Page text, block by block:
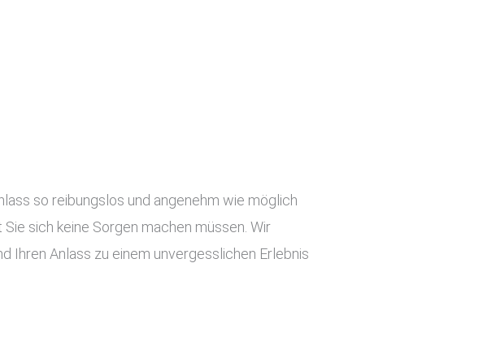
so reibungslos und angenehm wie möglich
sich keine Sorgen machen müssen. Wir
Ihren Anlass zu einem unvergesslichen Erlebnis